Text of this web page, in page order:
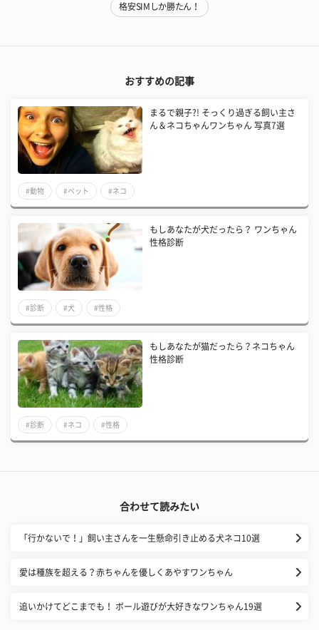
格安SIMしか勝たん！
おすすめの記事
まるで親子?! そっくり過ぎる飼い主さ
ん＆ネコちゃんワンちゃん 写真7選
#動物 #ペット #ネコ
もしあなたが犬だったら？ ワンちゃん
性格診断
#診断 #犬 #性格
もしあなたが猫だったら？ネコちゃん
性格診断
#診断 #ネコ #性格
合わせて読みたい
「行かないで！」飼い主さんを一生懸命引き止める犬ネコ10選
愛は種族を超える？赤ちゃんを優しくあやすワンちゃん
追いかけてどこまでも！ ボール遊びが大好きなワンちゃん19選